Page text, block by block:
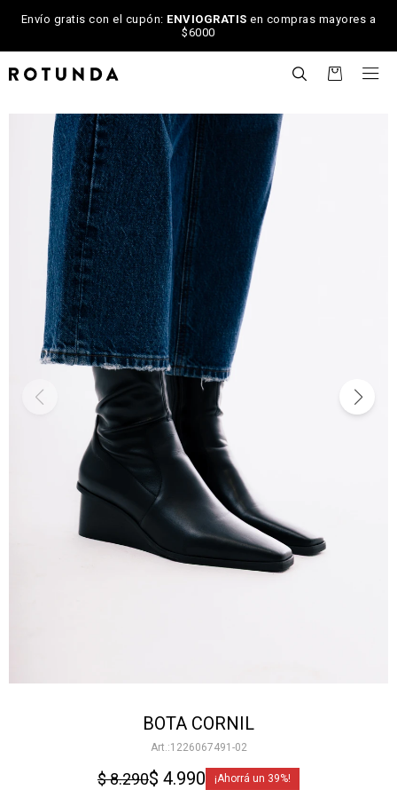
Envío gratis con el cupón: ENVIOGRATIS en compras mayores a
$6000

BOTA CORNIL
1226067491-02
$ 4.990
$8.290 39
NOTIFICARME